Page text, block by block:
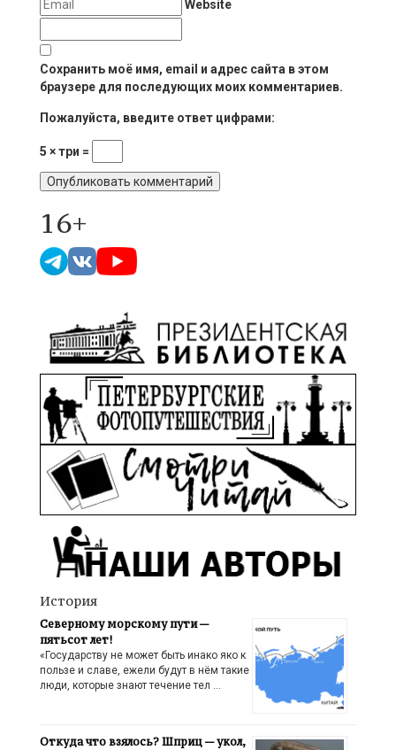
Website
Сохранить моё имя, email и адрес сайта в этом
браузере для последующих моих комментариев.
Пожалуйста, введите ответ цифрами:
5 × три =
16+
История
Северному морскому пути —
пятьсот лет!
«Государству не может быть инако яко к
пользе и славе, ежели будут в нём такие
люди, которые знают течение тел …
Откуда что взялось? Шприц — укол,